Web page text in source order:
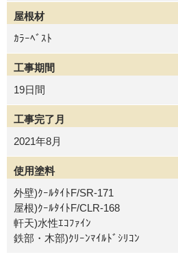
屋根材
ｶﾗｰﾍﾞｽﾄ
工事期間
19日間
工事完了月
2021年8月
使用塗料
外壁)ｸｰﾙﾀｲﾄF/SR-171
屋根)ｸｰﾙﾀｲﾄF/CLR-168
軒天)水性ｴｺﾌｧｲﾝ
鉄部・木部)ｸﾘｰﾝﾏｲﾙﾄﾞｼﾘｺﾝ